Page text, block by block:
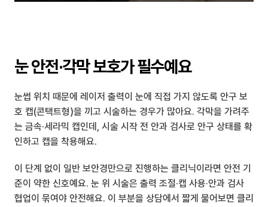
눈 안전·각막 보호가 필수예요
눈썹 위치 때문에 레이저 출력이 눈에 직접 가지 않도록 안구 보
호 캡(콘택트형)을 끼고 시술하는 경우가 많아요. 각막을 가려주
는 금속·세라믹 캡인데, 시술 시작 전 안과 검사로 안구 상태를 확
인하고 캡을 착용해요.
이 단계 없이 일반 보안경만으로 진행하는 클리닉이라면 안전 기
준이 약한 신호예요. 눈 위 시술은 출력 조절·캡 사용·안과 검사
협업이 묶여야 안전해요. 이 부분을 상담에서 짧게 물어보면 클리